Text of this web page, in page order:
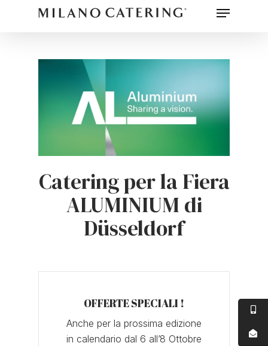
Catering per la Fiera
ALUMINIUM di
Düsseldorf
OFFERTE SPECIALI !
Anche per la prossima edizione
in calendario dal 6 all’8 Ottobre